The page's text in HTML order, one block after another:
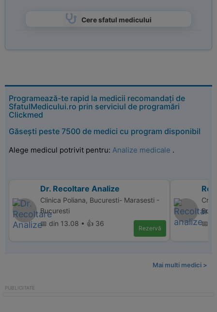
Cere sfatul medicului
Programează-te rapid la medicii recomandați de
SfatulMedicului.ro prin serviciul de programări
Clickmed
Găsești peste 7500 de medici cu program disponibil
Alege medicul potrivit pentru: Analize medicale .
Dr. Recoltare Analize
Clinica Poliana, Bucuresti- Marasesti -
Bucuresti
📅 din 13.08 • 👍 36
Rezervă
Cris
📅
Mai multi medici >